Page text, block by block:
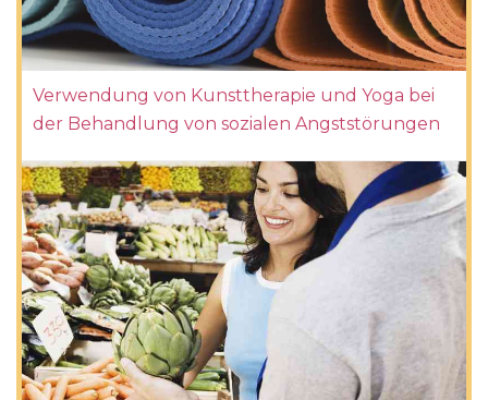
Verwendung von Kunsttherapie und Yoga bei
der Behandlung von sozialen Angststörungen